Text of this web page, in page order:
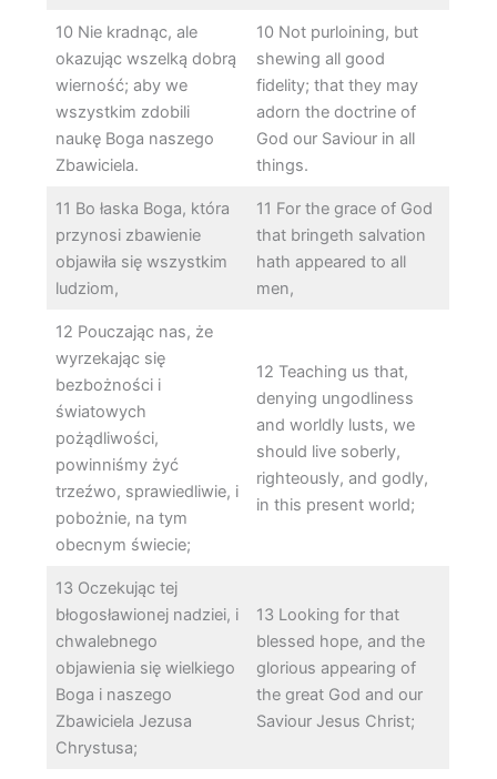
10 Nie kradnąc, ale
okazując wszelką dobrą
wierność; aby we
wszystkim zdobili
naukę Boga naszego
Zbawiciela.
10 Not purloining, but
shewing all good
fidelity; that they may
adorn the doctrine of
God our Saviour in all
things.
11 Bo łaska Boga, która
przynosi zbawienie
objawiła się wszystkim
ludziom,
11 For the grace of God
that bringeth salvation
hath appeared to all
men,
12 Pouczając nas, że
wyrzekając się
bezbożności i
światowych
pożądliwości,
powinniśmy żyć
trzeźwo, sprawiedliwie, i
pobożnie, na tym
obecnym świecie;
12 Teaching us that,
denying ungodliness
and worldly lusts, we
should live soberly,
righteously, and godly,
in this present world;
13 Oczekując tej
błogosławionej nadziei, i
chwalebnego
objawienia się wielkiego
Boga i naszego
Zbawiciela Jezusa
Chrystusa;
13 Looking for that
blessed hope, and the
glorious appearing of
the great God and our
Saviour Jesus Christ;